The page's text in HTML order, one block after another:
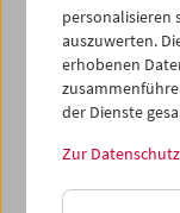
English
< Vorherige Woche
personalisieren
auszuwerten.
erhobenen
der Dienste
Zur